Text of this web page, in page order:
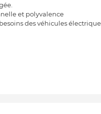
et polyvalence
des véhicules